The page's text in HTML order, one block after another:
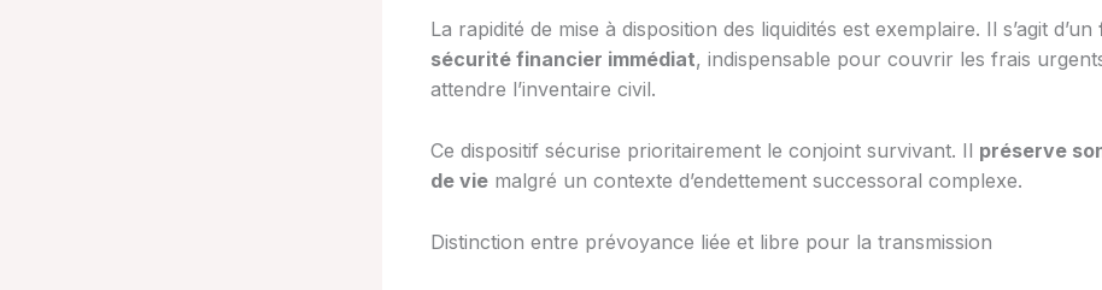
La rapidité de mise à disposition des liquidités est exemplaire. Il s’agit d’un
sécurité financier immédiat, indispensable pour couvrir les frais
attendre l’inventaire civil.
Ce dispositif sécurise prioritairement le conjoint survivant. Il préserve
de vie malgré un contexte d’endettement successoral complexe.
Distinction entre prévoyance liée et libre pour la transmission